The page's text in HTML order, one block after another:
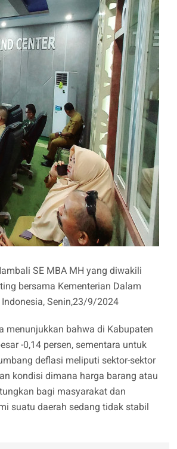
SE MBA MH yang diwakili
bersama Kementerian Dalam
Senin,23/9/2024
menunjukkan bahwa di Kabupaten
-0,14 persen, sementara untuk
deflasi meliputi sektor-sektor
kondisi dimana harga barang atau
bagi masyarakat dan
suatu daerah sedang tidak stabil